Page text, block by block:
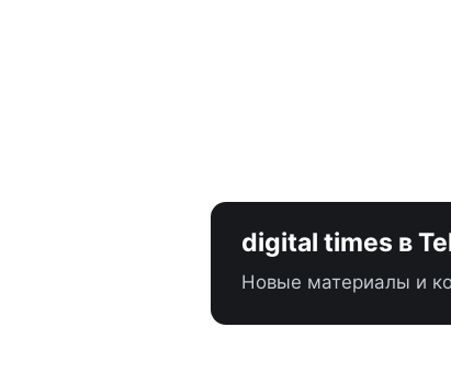
digital times в
Новые материалы и